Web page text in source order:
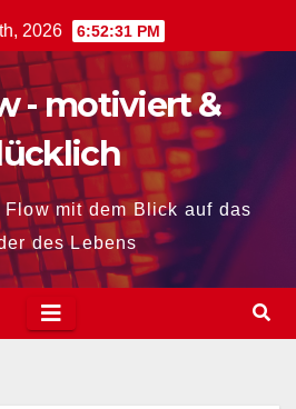
2026 6:52:33 PM
- motiviert &
Flow mit dem Blick auf das
des Lebens